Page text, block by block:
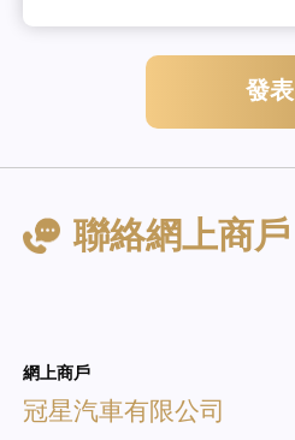
發表
聯絡網上商戶
網上商戶
冠星汽車有限公司